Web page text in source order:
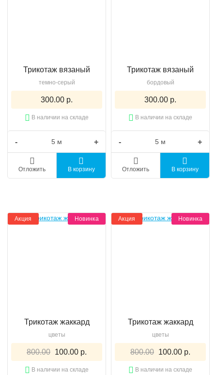
Трикотаж вязаный
темно-серый
300.00 р.
В наличии на складе
- +
Отложить В корзину
Трикотаж вязаный
бордовый
300.00 р.
В наличии на складе
- +
Отложить В корзину
Акция Новинка
Трикотаж жаккард
цветы
800.00 100.00 р.
В наличии на складе
Акция Новинка
Трикотаж жаккард
цветы
800.00 100.00 р.
В наличии на складе